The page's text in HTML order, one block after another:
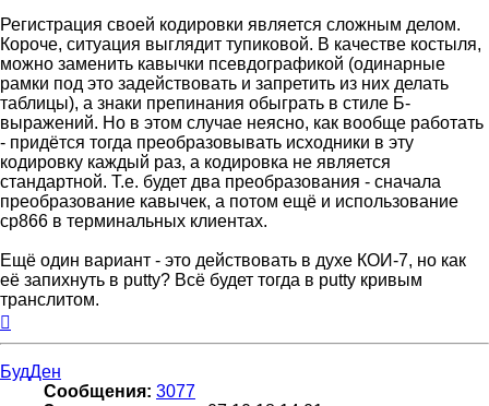
Регистрация своей кодировки является сложным делом.
Короче, ситуация выглядит тупиковой. В качестве костыля,
можно заменить кавычки псевдографикой (одинарные
рамки под это задействовать и запретить из них делать
таблицы), а знаки препинания обыграть в стиле Б-
выражений. Но в этом случае неясно, как вообще работать
- придётся тогда преобразовывать исходники в эту
кодировку каждый раз, а кодировка не является
стандартной. Т.е. будет два преобразования - сначала
преобразование кавычек, а потом ещё и использование
cp866 в терминальных клиентах.
Ещё один вариант - это действовать в духе КОИ-7, но как
её запихнуть в putty? Всё будет тогда в putty кривым
транслитом.
к
БудДен
Сообщения: 3077